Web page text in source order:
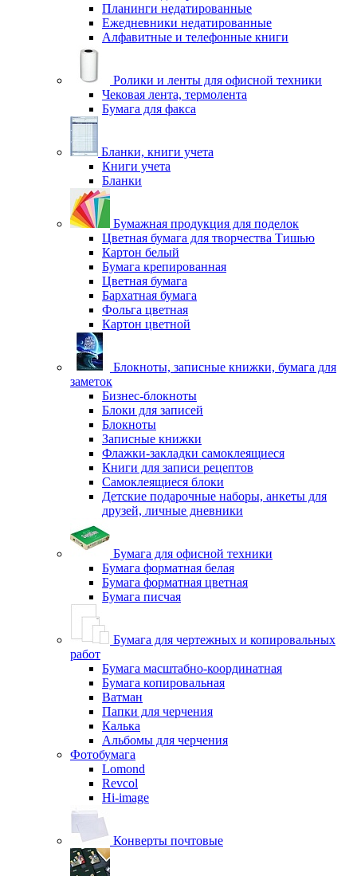
Планинги недатированные
Ежедневники недатированные
Алфавитные и телефонные книги
Ролики и ленты для офисной техники
Чековая лента, термолента
Бумага для факса
Бланки, книги учета
Книги учета
Бланки
Бумажная продукция для поделок
Цветная бумага для творчества Тишью
Картон белый
Бумага крепированная
Цветная бумага
Бархатная бумага
Фольга цветная
Картон цветной
Блокноты, записные книжки, бумага для
заметок
Бизнес-блокноты
Блоки для записей
Блокноты
Записные книжки
Флажки-закладки самоклеящиеся
Книги для записи рецептов
Самоклеящиеся блоки
Детские подарочные наборы, анкеты для
друзей, личные дневники
Бумага для офисной техники
Бумага форматная белая
Бумага форматная цветная
Бумага писчая
Бумага для чертежных и копировальных
работ
Бумага масштабно-координатная
Бумага копировальная
Ватман
Папки для черчения
Калька
Альбомы для черчения
Фотобумага
Lomond
Revcol
Hi-image
Конверты почтовые